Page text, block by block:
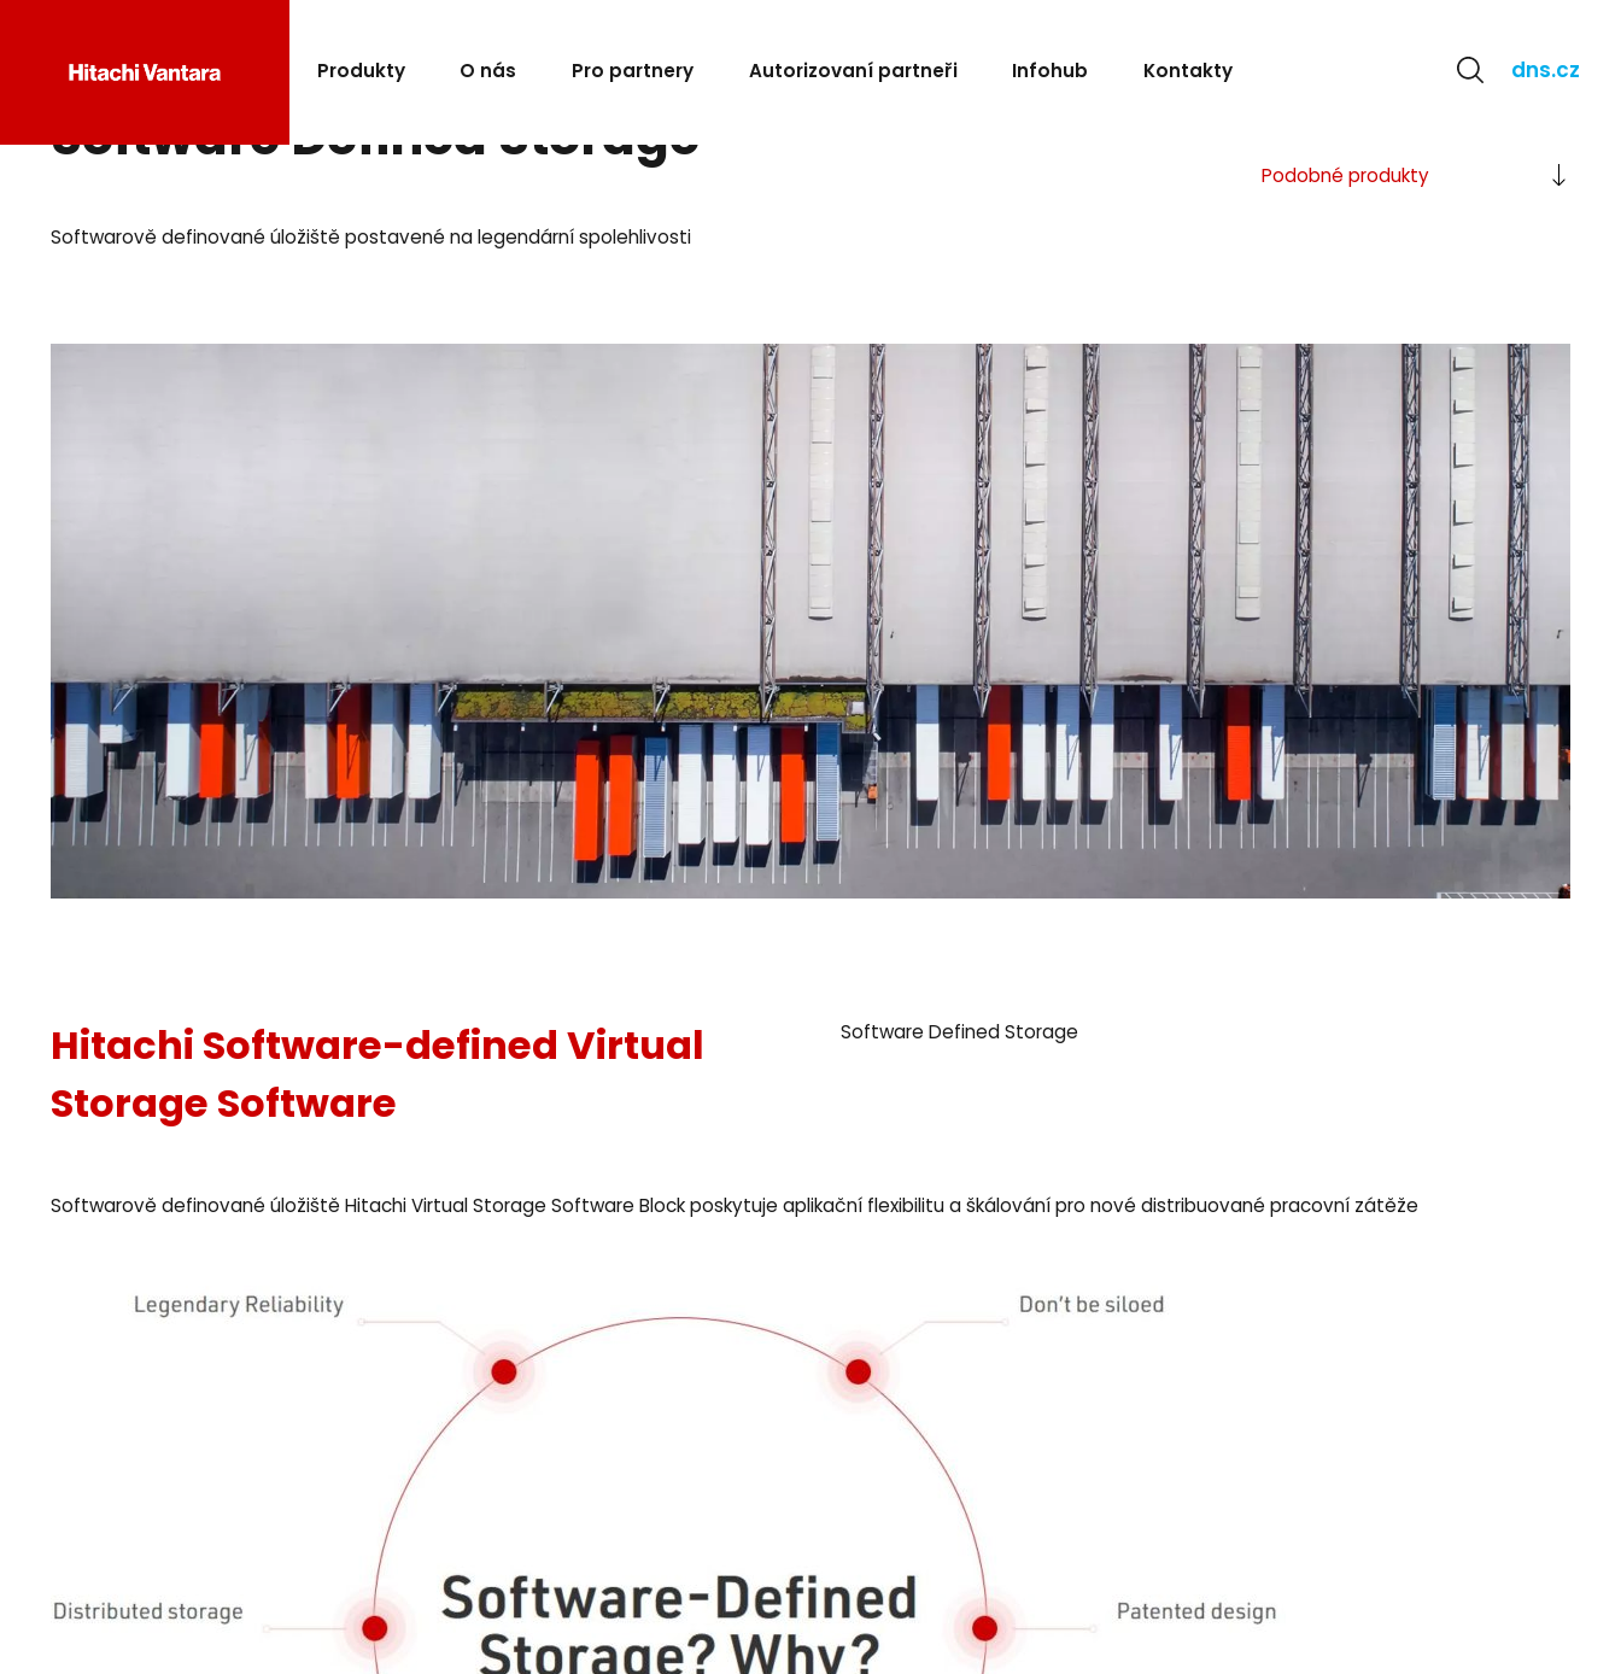
Produkty O nás Pro partnery Autorizovaní partneři Infohub Kontakty dns.cz
Software Defined Storage
Softwarově definované úložiště postavené na legendární spolehlivosti
Podobné produkty
Hitachi Software-defined Virtual
Storage Software
Software Defined Storage
Softwarově definované úložiště Hitachi Virtual Storage Software Block poskytuje aplikační flexibilitu a škálování pro nové distribuované pracovní zátěže